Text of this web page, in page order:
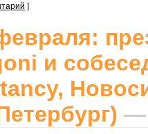
]
и
—